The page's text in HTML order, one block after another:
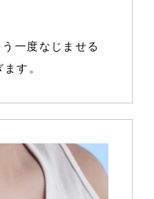
一度なじませる
す。